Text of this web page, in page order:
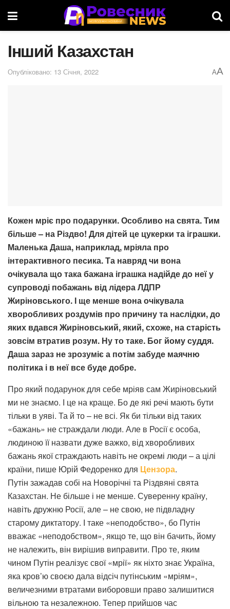
Інший Казахстан
Опубліковано: 13 Січня, 2022 AA
Кожен мріє про подарунки. Особливо на свята. Тим
більше – на Різдво! Для дітей це цукерки та іграшки.
Маленька Даша, наприклад, мріяла про
інтерактивного песика. Та навряд чи вона
очікувала що така бажана іграшка надійде до неї у
супроводі побажань від лідера ЛДПР
Жиріновського. І ще менше вона очікувала
хворобливих роздумів про причину та наслідки, до
яких вдався Жиріновський, який, схоже, на старість
зовсім втратив розум. Ну то таке. Бог йому суддя.
Даша зараз не зрозуміє а потім забуде маячню
політика і в неї все буде добре.
Про який подарунок для себе мріяв сам Жиріновський
ми не знаємо. І це на краще. Бо де які речі мають бути
тільки в уяві. Та й то – не всі. Як би тільки від таких
«бажань» не страждали люди. Але в Росії є особа,
людиною її назвати дуже важко, від хворобливих
бажань якої страждають навіть не окремі люди – а цілі
країни, пише Юрій Федоренко для Цензора.
Путін зажадав собі на Новорічні та Різдвяні свята
Казахстан. Не більше і не менше. Суверенну країну,
навіть дружню Росії, але – не свою, не підвладну
старому диктатору. І таке «неподобство», бо Путін
вважає «неподобством», якщо те, що він бачить, йому
не належить, він вирішив виправити. Про те, яким
чином Путін реалізує свої «мрії» як ніхто знає Україна,
яка кров’ю своєю дала відсіч путінським «мріям»,
величезними втратами виборовши право залишитися
вільною та незалежною. Тепер прийшов час